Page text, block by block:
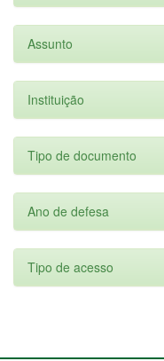
Assunto
Instituição
Tipo de documento
Ano de defesa
Tipo de acesso